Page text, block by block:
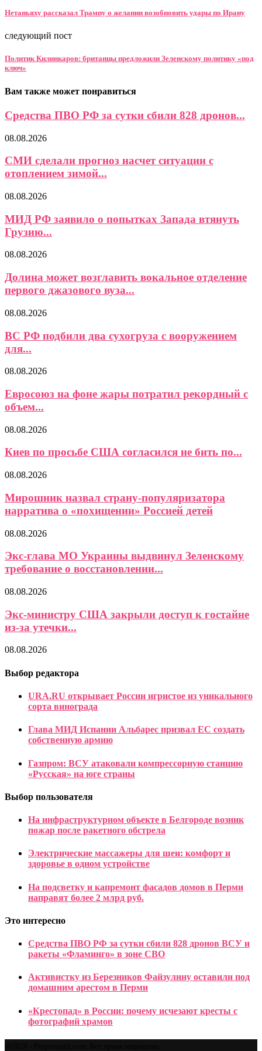
Нетаньяху рассказал Трампу о желании возобновить удары по Ирану
следующий пост
Политик Килинкаров: британцы предложили Зеленскому политику «под
ключ»
Вам также может понравиться
Средства ПВО РФ за сутки сбили 828 дронов...
08.08.2026
СМИ сделали прогноз насчет ситуации с
отоплением зимой...
08.08.2026
МИД РФ заявило о попытках Запада втянуть
Грузию...
08.08.2026
Долина может возглавить вокальное отделение
первого джазового вуза...
08.08.2026
ВС РФ подбили два сухогруза с вооружением
для...
08.08.2026
Евросоюз на фоне жары потратил рекордный с
объем...
08.08.2026
Киев по просьбе США согласился не бить по...
08.08.2026
Мирошник назвал страну-популяризатора
нарратива о «похищении» Россией детей
08.08.2026
Экс-глава МО Украины выдвинул Зеленскому
требование о восстановлении...
08.08.2026
Экс-министру США закрыли доступ к гостайне
из-за утечки...
08.08.2026
Выбор редактора
URA.RU открывает России игристое из уникального
сорта винограда
Глава МИД Испании Альбарес призвал ЕС создать
собственную армию
Газпром: ВСУ атаковали компрессорную станцию
«Русская» на юге страны
Выбор пользователя
На инфраструктурном объекте в Белгороде возник
пожар после ракетного обстрела
Электрические массажеры для шеи: комфорт и
здоровье в одном устройстве
На подсветку и капремонт фасадов домов в Перми
направят более 2 млрд руб.
Это интересно
Средства ПВО РФ за сутки сбили 828 дронов ВСУ и
ракеты «Фламинго» в зоне СВО
Активистку из Березников Файзулину оставили под
домашним арестом в Перми
«Крестопад» в России: почему исчезают кресты с
фотографий храмов